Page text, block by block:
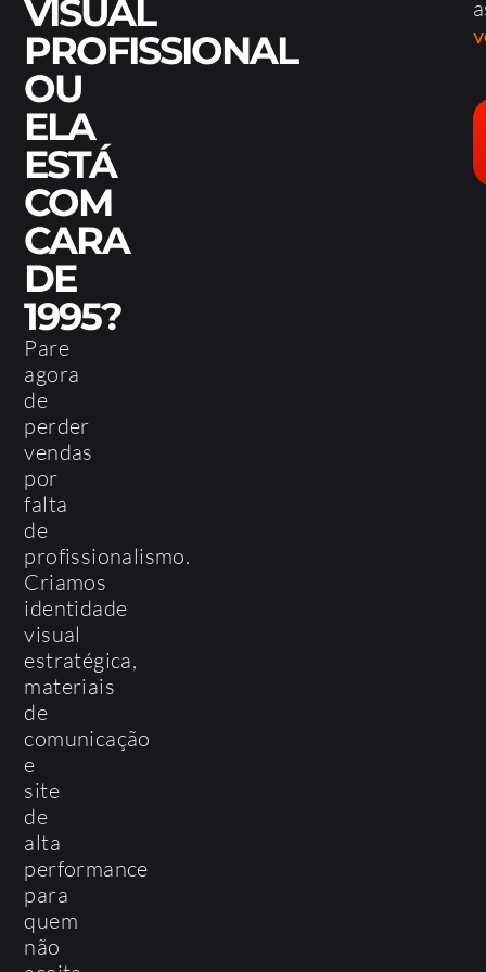
VISUAL
PROFISSIONAL
OU
ELA
ESTÁ
COM
CARA
DE
1995?
Pare
agora
de
perder
vendas
por
falta
de
profissionalismo.
Criamos
identidade
visual
estratégica,
materiais
de
comunicação
e
site
de
alta
performance
para
quem
não